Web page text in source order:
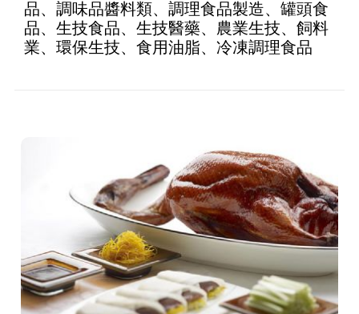
品、調味品醬料類、調理食品製造、罐頭食
品、生技食品、生技醫藥、農業生技、飼料
業、環保生技、食用油脂、冷凍調理食品